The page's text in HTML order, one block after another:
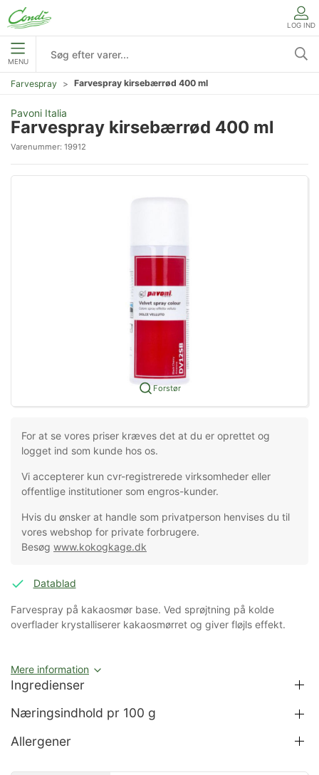
LOG IND
MENU
Farvespray Farvespray kirsebærrød 400 ml
Pavoni Italia
Farvespray kirsebærrød 400 ml
Varenummer: 19912
Forstør
For at se vores priser kræves det at du er oprettet og
logget ind som kunde hos os.
Vi accepterer kun cvr-registrerede virksomheder eller
offentlige institutioner som engros-kunder.
Hvis du ønsker at handle som privatperson henvises du til
vores webshop for private forbrugere.
Besøg www.kokogkage.dk
Datablad
Farvespray på kakaosmør base. Ved sprøjtning på kolde
overflader krystalliserer kakaosmørret og giver fløjls effekt.
Mere information
Ingredienser
Næringsindhold pr 100 g
Allergener